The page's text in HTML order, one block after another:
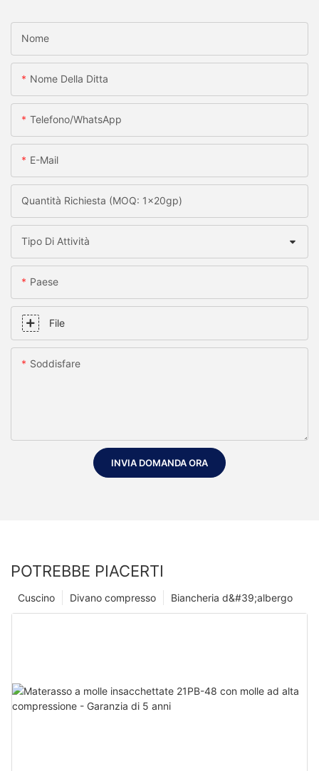
Nome
Nome Della Ditta
Telefono/WhatsApp
E-Mail
Quantità Richiesta (MOQ: 1x20gp)
Tipo Di Attività
Paese
File
Soddisfare
INVIA DOMANDA ORA
POTREBBE PIACERTI
Biancheria d&#39;albergo
Divano compresso
Cuscino